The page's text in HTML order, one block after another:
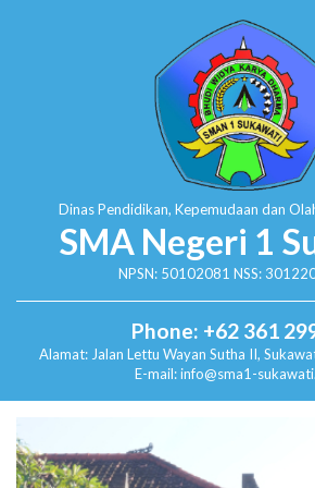
Dinas Pendidikan, Kepemudaan dan
SMA Negeri 1
NPSN: 50102081 NSS:
Phone: +62 361
Alamat: Jalan Lettu Wayan Sutha II,
E-mail: info@sma1-